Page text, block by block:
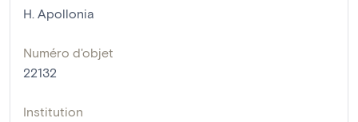
H. Apollonia
Numéro d'objet
22132
Institution